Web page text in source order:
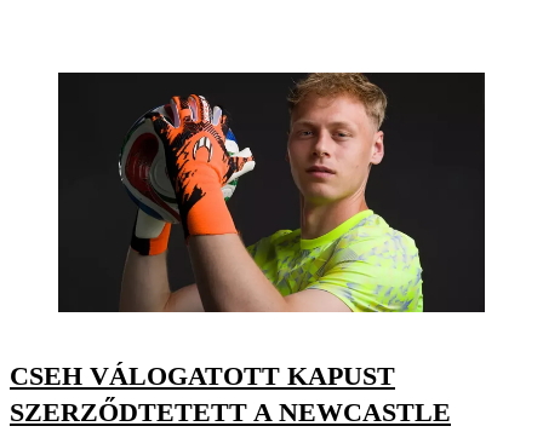
CSEH VÁLOGATOTT KAPUST
SZERZŐDTETETT A NEWCASTLE